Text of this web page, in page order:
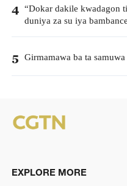
4 “Dokar dakile kwadagon
duniya za su iya
5 Girmamawa ba ta
EXPLORE MORE